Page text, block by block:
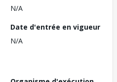
N/A
Date d'entrée en vigueur
N/A